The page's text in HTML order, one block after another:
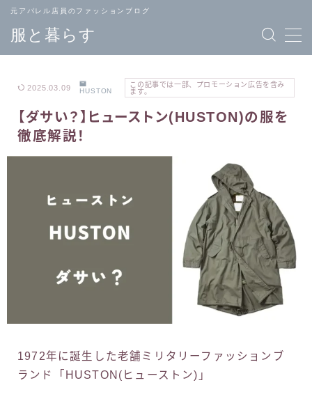
服と暮らす
元アパレル店員のファッションブログ
TOPページ
へ戻る
ブランド
メンズ
レディース
ファッション
バッグ ジュエリー
2025.03.09 HUSTON
この記事では一部、プロモーション広告を含み
ます。
【ダサい？】ヒューストン(HUSTON)の服を
徹底解説！
1972年に誕生した老舗ミリタリーファッションブ
ランド「HUSTON(ヒューストン)」